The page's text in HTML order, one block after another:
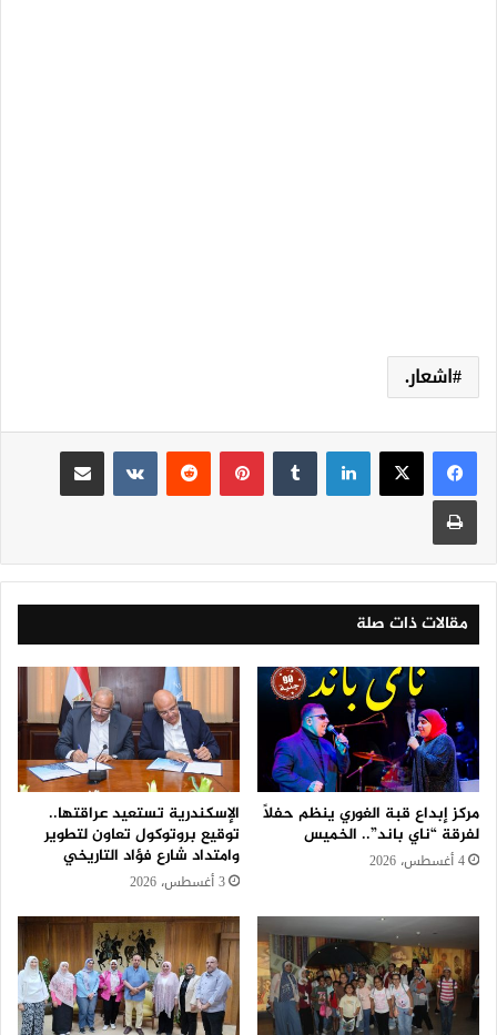
اشعار.
لينكدإن بينتيريست
مقالات ذات صلة
مركز إبداع قبة الغوري ينظم حفلًا
لفرقة “ناي باند”.. الخميس
4 أغسطس، 2026
الإسكندرية تستعيد عراقتها..
توقيع بروتوكول تعاون لتطوير
وامتداد شارع فؤاد التاريخي
3 أغسطس، 2026